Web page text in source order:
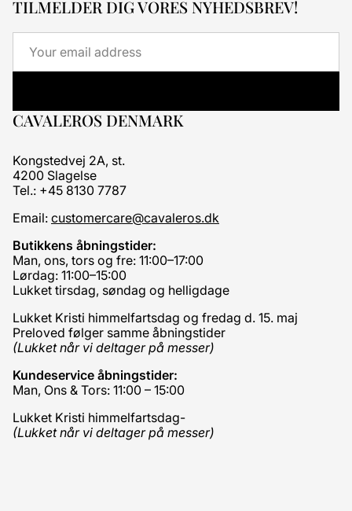
TILMELDER DIG VORES NYHEDSBREV!
CAVALEROS DENMARK
Kongstedvej 2A, st.
4200 Slagelse
Tel.: +45 8130 7787
Email: customercare@cavaleros.dk
Butikkens åbningstider:
Man, ons, tors og fre: 11:00–17:00
Lørdag: 11:00–15:00
Lukket tirsdag, søndag og helligdage
Lukket Kristi himmelfartsdag og fredag d. 15. maj
Preloved følger samme åbningstider
(Lukket når vi deltager på messer)
Kundeservice åbningstider:
Man, Ons & Tors: 11:00 – 15:00
Lukket Kristi himmelfartsdag-
(Lukket når vi deltager på messer)